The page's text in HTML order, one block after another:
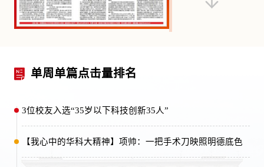
第817期
单周单篇点击量排名
3位校友入选“35岁以下科技创新35人”
【我心中的华科大精神】项帅：一把手术刀映照明德底色